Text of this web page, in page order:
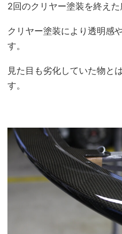
2回のクリヤー塗装を終えた
クリヤー塗装により透明感
す。
見た目も劣化していた物と
す。